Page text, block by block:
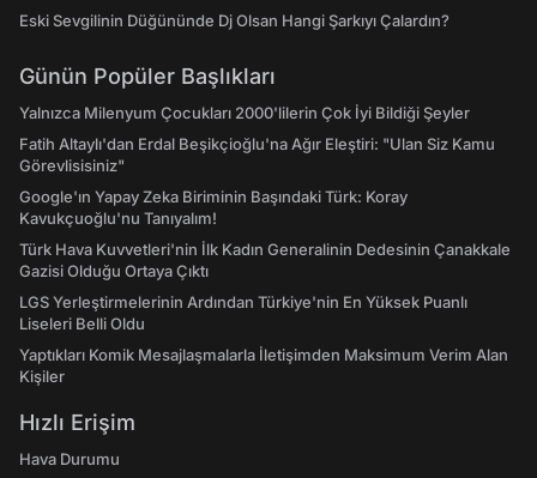
Eski Sevgilinin Düğününde Dj Olsan Hangi Şarkıyı Çalardın?
Günün Popüler Başlıkları
Yalnızca Milenyum Çocukları 2000'lilerin Çok İyi Bildiği Şeyler
Fatih Altaylı'dan Erdal Beşikçioğlu'na Ağır Eleştiri: "Ulan Siz Kamu
Görevlisisiniz"
Google'ın Yapay Zeka Biriminin Başındaki Türk: Koray
Kavukçuoğlu'nu Tanıyalım!
Türk Hava Kuvvetleri'nin İlk Kadın Generalinin Dedesinin Çanakkale
Gazisi Olduğu Ortaya Çıktı
LGS Yerleştirmelerinin Ardından Türkiye'nin En Yüksek Puanlı
Liseleri Belli Oldu
Yaptıkları Komik Mesajlaşmalarla İletişimden Maksimum Verim Alan
Kişiler
Hızlı Erişim
Hava Durumu